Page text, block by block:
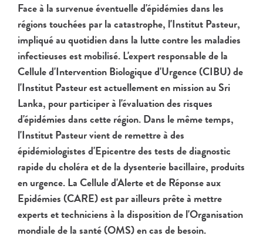
Face à la survenue éventuelle d'épidémies dans les
régions touchées par la catastrophe, l'Institut Pasteur,
impliqué au quotidien dans la lutte contre les maladies
infectieuses est mobilisé. L'expert responsable de la
Cellule d'Intervention Biologique d'Urgence (CIBU) de
l'Institut Pasteur est actuellement en mission au Sri
Lanka, pour participer à l'évaluation des risques
d'épidémies dans cette région. Dans le même temps,
l'Institut Pasteur vient de remettre à des
épidémiologistes d'Epicentre des tests de diagnostic
rapide du choléra et de la dysenterie bacillaire, produits
en urgence. La Cellule d'Alerte et de Réponse aux
Epidémies (CARE) est par ailleurs prête à mettre
experts et techniciens à la disposition de l'Organisation
mondiale de la santé (OMS) en cas de besoin.